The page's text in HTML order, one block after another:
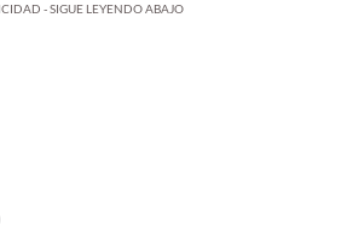
- SIGUE LEYENDO ABAJO